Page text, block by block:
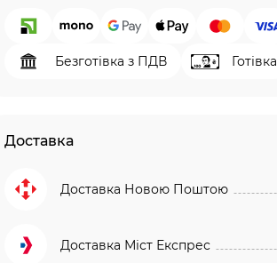
Безготівка з ПДВ Готівка
Доставка
Доставка Новою Поштою
Доставка Міст Експрес